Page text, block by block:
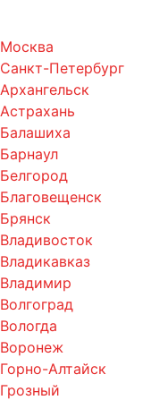
Москва
Санкт-Петербург
Архангельск
Астрахань
Балашиха
Барнаул
Белгород
Благовещенск
Брянск
Владивосток
Владикавказ
Владимир
Волгоград
Вологда
Воронеж
Горно-Алтайск
Грозный